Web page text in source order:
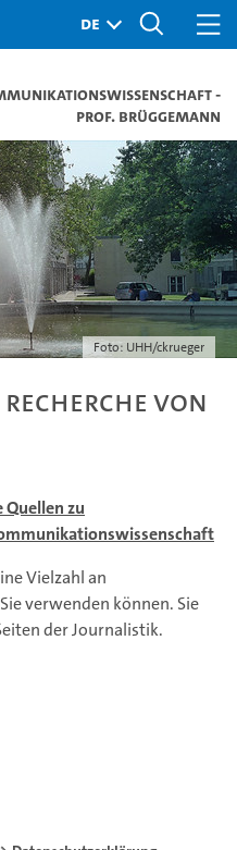
-
Prof. Brüggemann
Foto: UHH/ckrueger
von
zu
Vielzahl an
verwenden können. Sie
der Journalistik.